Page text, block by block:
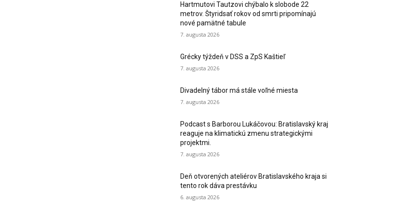
Hartmutovi Tautzovi chýbalo k slobode 22
metrov. Štyridsať rokov od smrti pripomínajú
nové pamätné tabule
7. augusta 2026
Grécky týždeň v DSS a ZpS Kaštieľ
7. augusta 2026
Divadelný tábor má stále voľné miesta
7. augusta 2026
Podcast s Barborou Lukáčovou: Bratislavský kraj
reaguje na klimatickú zmenu strategickými
projektmi.
7. augusta 2026
Deň otvorených ateliérov Bratislavského kraja si
tento rok dáva prestávku
6. augusta 2026